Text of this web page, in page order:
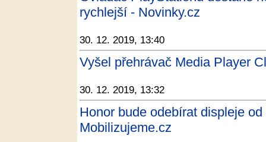
rychlejší - Novinky.cz
30. 12. 2019, 13:40
Vyšel přehrávač Media Player
30. 12. 2019, 13:32
Honor bude odebírat displeje
Mobilizujeme.cz